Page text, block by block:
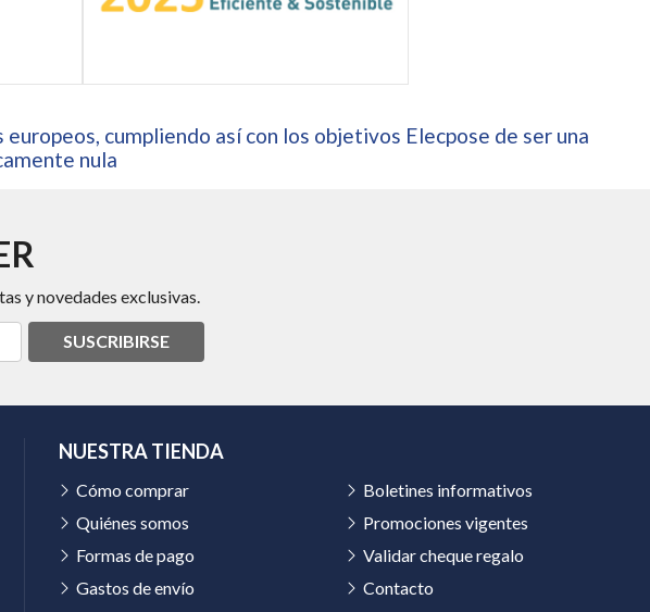
cumpliendo así con los objetivos Elecpose de ser una
nula
y novedades exclusivas.
SUSCRIBIRSE
NUESTRA TIENDA
Cómo comprar
Quiénes somos
Formas de pago
Gastos de envío
Boletines informativos
Promociones vigentes
Validar cheque regalo
Contacto